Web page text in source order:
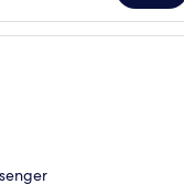
Suite | Sengetøy i